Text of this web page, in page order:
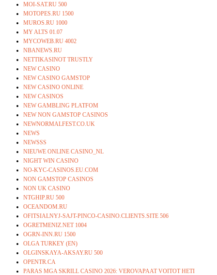
MOI-SAT.RU 500
MOTOPES.RU 1500
MUROS.RU 1000
MY ALTS 01.07
MYCOWEB.RU 4002
NBANEWS.RU
NETTIKASINOT TRUSTLY
NEW CASINO
NEW CASINO GAMSTOP
NEW CASINO ONLINE
NEW CASINOS
NEW GAMBLING PLATFOM
NEW NON GAMSTOP CASINOS
NEWNORMALFEST.CO.UK
NEWS
NEWSSS
NIEUWE ONLINE CASINO_NL
NIGHT WIN CASINO
NO-KYC-CASINOS.EU.COM
NON GAMSTOP CASINOS
NON UK CASINO
NTGHIP.RU 500
OCEANDOM.RU
OFITSIALNYJ-SAJT-PINCO-CASINO.CLIENTS.SITE 506
OGRETMENIZ.NET 1004
OGRN-INN.RU 1500
OLGA TURKEY (EN)
OLGINSKAYA-AKSAY.RU 500
OPENTR.CA
PARAS MGA SKRILL CASINO 2026: VEROVAPAAT VOITOT HETI